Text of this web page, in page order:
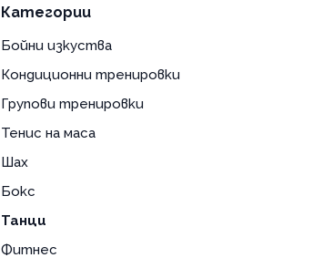
латино танци деца
салса
суинг танци
танго
к-поп танци
хип-хоп възрастни
хип-хоп деца
Категории
Бойни изкуства
Кондиционни тренировки
Групови тренировки
Тенис на маса
Шах
Бокс
Танци
Фитнес